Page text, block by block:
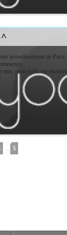
arrondissement de Paris;
moi, pour enfin me
5